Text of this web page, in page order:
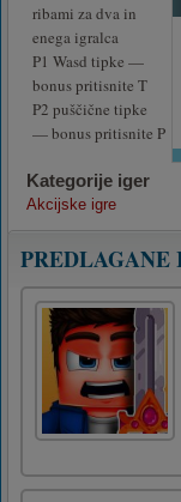
ribami za dva in
enega igralca
P1 Wasd tipke —
bonus pritisnite T
P2 puščične tipke
— bonus pritisnite P
Kategorije iger
Akcijske igre
PREDLAGANE